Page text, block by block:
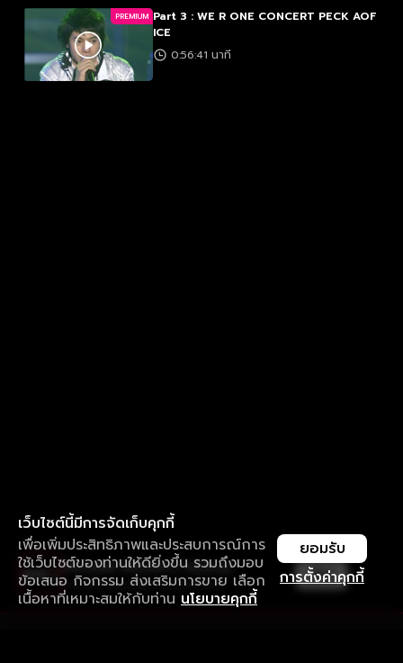
PREMIUM Part 3 : WE R ONE CONCERT PECK AOF
ICE
0:56:41 นาที
เว็บไซต์นี้มีการจัดเก็บคุกกี้
เพื่อเพิ่มประสิทธิภาพและประสบการณ์การ
ใช้เว็บไซต์ของท่านให้ดียิ่งขึ้น รวมถึงมอบ
ข้อเสนอ กิจกรรม ส่งเสริมการขาย เลือก
เนื้อหาที่เหมาะสมให้กับท่าน นโยบายคุกกี้
การตั้งค่าคุกกี้
ยอมรับ
ใช้งานแอป ลื่นไหลกว่า ไม่มีสะดุด
ดาวน์โหลดแอปเพื่อการรับชมที่ดีกว่า เปิด